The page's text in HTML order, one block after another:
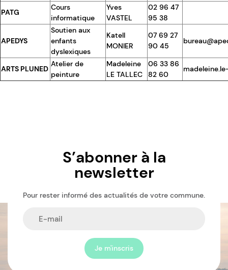
PATG
Cours
informatique
Yves
VASTEL
02 96 47
95 38
APEDYS
Soutien aux
enfants
dyslexiques
Katell
MONIER
07 69 27
90 45
ARTS PLUNED
Atelier de
peinture
Madeleine
LE TALLEC
06 33 86
82 60
S’abonner à la
newsletter
Pour rester informé des actualités de votre commune.